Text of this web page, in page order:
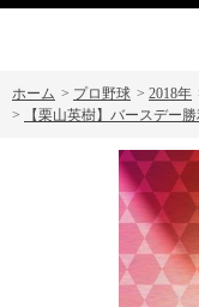
ホーム > プロ野球 > 2018年
>
【栗山英樹】バースデー勝